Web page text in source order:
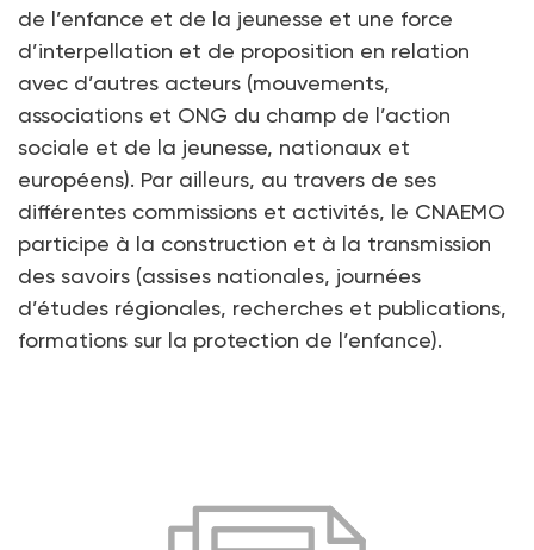
de l’enfance et de la jeunesse et une force
d’interpellation et de proposition en relation
avec d’autres acteurs (mouvements,
associations et ONG du champ de l’action
sociale et de la jeunesse, nationaux et
européens). Par ailleurs, au travers de ses
différentes commissions et activités, le CNAEMO
participe à la construction et à la transmission
des savoirs (assises nationales, journées
d’études régionales, recherches et publications,
formations sur la protection de l’enfance).